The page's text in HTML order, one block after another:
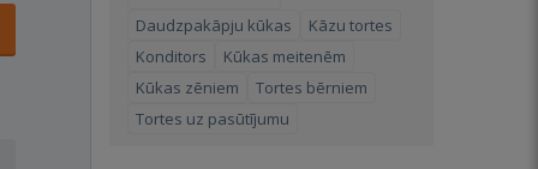
Daudzpakāpju kūkas
Kāzu tortes
Konditors
Kūkas meitenēm
Kūkas zēniem
Tortes bērniem
Tortes uz pasūtījumu